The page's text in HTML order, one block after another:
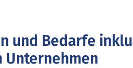
und Bedarfe
Unternehmen